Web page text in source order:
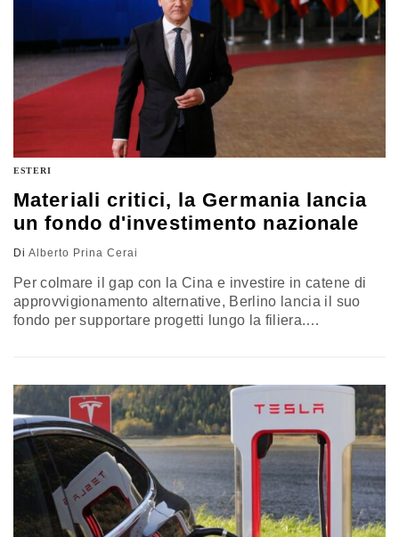
ESTERI
Materiali critici, la Germania lancia
un fondo d'investimento nazionale
Di Alberto Prina Cerai
Per colmare il gap con la Cina e investire in catene di
approvvigionamento alternative, Berlino lancia il suo
fondo per supportare progetti lungo la filiera.